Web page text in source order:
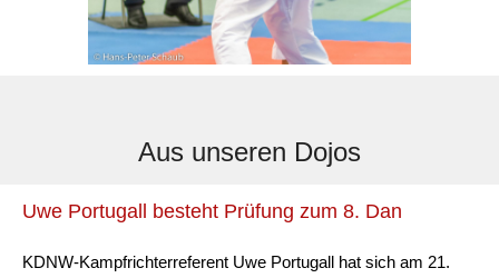
Aus unseren Dojos
Uwe Portugall besteht Prüfung zum 8. Dan
KDNW-Kampfrichterreferent Uwe Portugall hat sich am 21.